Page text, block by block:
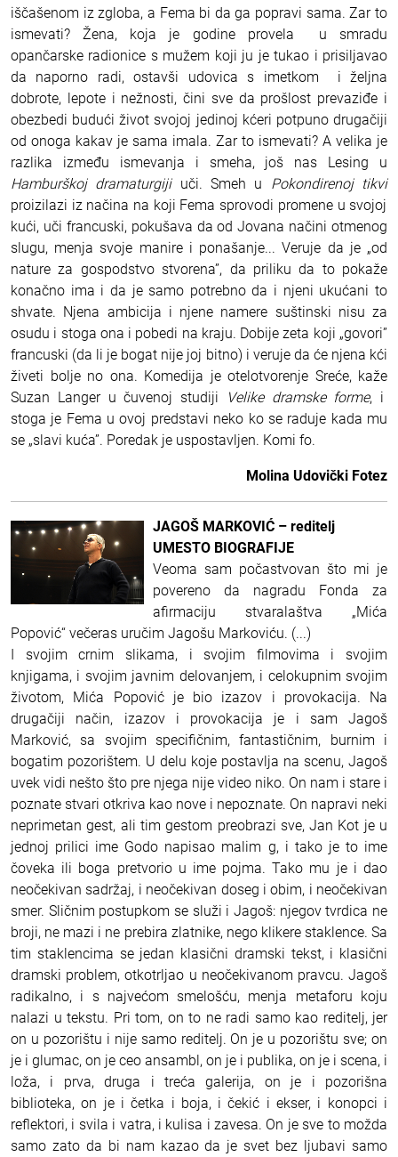
iščašenom iz zgloba, a Fema bi da ga popravi sama. Zar to
ismevati?Žena, koja je godine provela u smradu
opančarske radionice s mužem koji ju je tukao i prisiljavao
da naporno radi, ostavši udovica s imetkom i željna
dobrote, lepote i nežnosti, čini sve da prošlost prevaziđe i
obezbedi budući život svojoj jedinoj kćeri potpuno drugačiji
od onoga kakav je sama imala. Zar to ismevati? A velika je
razlika između ismevanja i smeha, još nas Lesing u
Hamburškoj dramaturgijiuči.Smeh u Pokondirenoj tikvi
proizilazi iz načina na koji Fema sprovodi promene u svojoj
kući, uči francuski, pokušava da od Jovana načini otmenog
slugu, menja svoje manire i ponašanje... Veruje da je „od
nature za gospodstvo stvorena”, da priliku da to pokaže
konačno ima i da je samo potrebno da i njeni ukućani to
shvate. Njena ambicija i njene namere suštinski nisu za
osudu i stoga ona i pobedi na kraju. Dobije zeta koji „govori”
francuski (da li je bogat nije joj bitno) i veruje da će njena kći
živeti bolje no ona. Komedija je otelotvorenje Sreće, kaže
Suzan Langer u čuvenoj studiji
Velike dramske forme, i
stoga je Fema u ovoj predstavi neko ko se raduje kada mu
se „slavi kuća”. Poredak je uspostavljen. Komi fo.
Molina Udovički Fotez
JAGOŠ MARKOVIĆ – reditelj
UMESTO BIOGRAFIJE
Veoma sam počastvovan što mi je
povereno da nagradu Fonda za
afirmaciju stvaralaštva „Mića
Popović“ večeras uručim Jagošu Markoviću. (...)
I svojim crnim slikama, i svojim filmovima i svojim
knjigama, i svojim javnim delovanjem, i celokupnim svojim
životom, Mića Popović je bio izazov i provokacija. Na
drugačiji način, izazov i provokacija je i sam Jagoš
Marković, sa svojim specifičnim, fantastičnim, burnim i
bogatim pozorištem. U delu koje postavlja na scenu, Jagoš
uvek vidi nešto što pre njega nije video niko. On nam i stare i
poznate stvari otkriva kao nove i nepoznate. On napravi neki
neprimetan gest, ali tim gestom preobrazi sve, Jan Kot je u
jednoj prilici ime Godo napisao malim g, i tako je to ime
čoveka ili boga pretvorio u ime pojma. Tako mu je i dao
neočekivan sadržaj, i neočekivan doseg i obim, i neočekivan
smer. Sličnim postupkom se služi i Jagoš: njegov tvrdica ne
broji, ne mazi i ne prebira zlatnike, nego klikere staklence. Sa
tim staklencima se jedan klasični dramski tekst, i klasični
dramski problem, otkotrljao u neočekivanom pravcu. Jagoš
radikalno, i s najvećom smelošću, menja metaforu koju
nalazi u tekstu. Pri tom, on to ne radi samo kao reditelj, jer
on u pozorištu i nije samo reditelj. On je u pozorištu sve; on
je i glumac, on je ceo ansambl, on je i publika, on je i scena, i
loža, i prva, druga i treća galerija, on je i pozorišna
biblioteka, on je i četka i boja, i čekić i ekser, i konopci i
reflektori, i svila i vatra, i kulisa i zavesa. On je sve to možda
samo zato da bi nam kazao da je svet bez ljubavi samo